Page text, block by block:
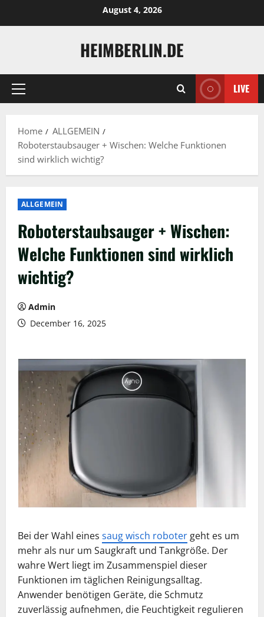
August 4, 2026
HEIMBERLIN.DE
Primary
LIVE
Home
ALLGEMEIN
Roboterstaubsauger + Wischen: Welche Funktionen
sind wirklich wichtig?
ALLGEMEIN
Roboterstaubsauger + Wischen:
Welche Funktionen sind wirklich
wichtig?
Admin
December 16, 2025
Bei der Wahl eines saug wisch roboter geht es um
mehr als nur um Saugkraft und Tankgröße. Der
wahre Wert liegt im Zusammenspiel dieser
Funktionen im täglichen Reinigungsalltag.
Anwender benötigen Geräte, die Schmutz
zuverlässig aufnehmen, die Feuchtigkeit regulieren